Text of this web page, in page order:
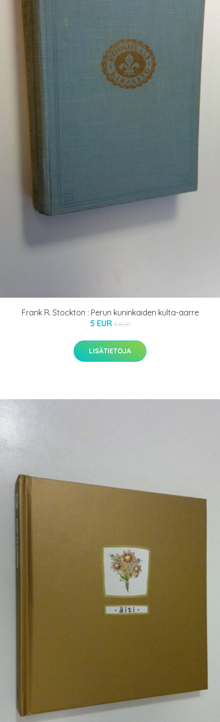
Frank R. Stockton : Perun kuninkaiden kulta-aarre
5 EUR 6 EUR
LISÄTIETOJA